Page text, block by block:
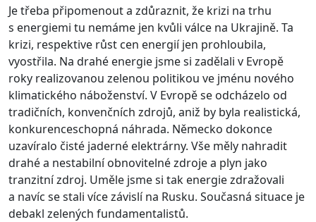
Je třeba připomenout a zdůraznit, že krizi na trhu
s energiemi tu nemáme jen kvůli válce na Ukrajině. Ta
krizi, respektive růst cen energií jen prohloubila,
vyostřila. Na drahé energie jsme si zadělali v Evropě
roky realizovanou zelenou politikou ve jménu nového
klimatického náboženství. V Evropě se odcházelo od
tradičních, konvenčních zdrojů, aniž by byla realistická,
konkurenceschopná náhrada. Německo dokonce
uzavíralo čisté jaderné elektrárny. Vše měly nahradit
drahé a nestabilní obnovitelné zdroje a plyn jako
tranzitní zdroj. Uměle jsme si tak energie zdražovali
a navíc se stali více závislí na Rusku. Současná situace je
debakl zelených fundamentalistů.